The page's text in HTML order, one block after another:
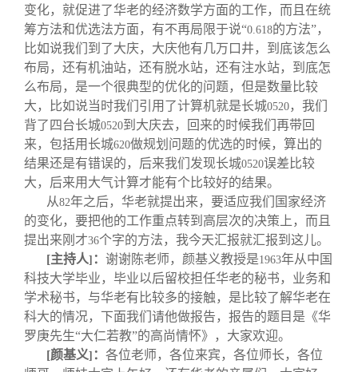
变化，就促进了华老的经济数学方面的工作，而且在统
筹方法和优选法方面，有不再局限于说“0.618的方法”，
比如说我们到了大庆，大庆他有几万口井，到底该怎么
布局，还有机油站，还有脱水站，还有注水站，到底怎
么布局，是一个很典型的优化的问题，但是数量比较
大，比如说当时我们引用了计算机就是长城0520 ，我们
背了四台长城0520到大庆去，回来的时候我们再带回
来，包括用长城620做规划问题的优选的时候，算出的
结果还是有错误的，后来我们发现长城0520误差比较
大，后来用大气计算才能有个比较好的结果。
从82年之后，华老就提出来，要适应我们国家经济
的变化，要把他的工作重点转到高层次的决策上，而且
提出来刚才36个字的方法，我今天汇报就汇报到这儿。
[主持人] ： 谢谢陈老师，颜基义教授是1963年从中国
科技大学毕业，毕业以后留校担任华老的秘书，业务和
学术秘书，与华老有比较多的接触，是比较了解华老在
科大的情况，下面我们请他做报告，报告的题目是《华
罗庚先生“大仁若教”的高尚情怀》，大家欢迎。
[颜基义] ： 各位老师，各位来宾，各位师长，各位